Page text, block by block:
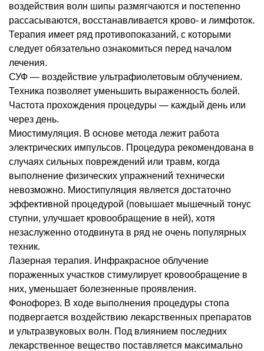
воздействия волн шипы размягчаются и постепенно
рассасываются, восстанавливается крово- и лимфоток.
Терапия имеет ряд противопоказаний, с которыми
следует обязательно ознакомиться перед началом
лечения.
СУФ — воздействие ультрафиолетовым облучением.
Техника позволяет уменьшить выраженность болей.
Частота прохождения процедуры — каждый день или
через день.
Миостимуляция. В основе метода лежит работа
электрических импульсов. Процедура рекомендована в
случаях сильных повреждений или травм, когда
выполнение физических упражнений технически
невозможно. Миостипуляция является достаточно
эффективной процедурой (повышает мышечный тонус
ступни, улучшает кровообращение в ней), хотя
незаслуженно отодвинута в ряд не очень популярных
техник.
Лазерная терапия. Инфракрасное облучение
пораженных участков стимулирует кровообращение в
них, уменьшает болезненные проявления.
Фонофорез. В ходе выполнения процедуры стопа
подвергается воздействию лекарственных препаратов
и ультразвуковых волн. Под влиянием последних
лекарственное вещество поставляется максимально